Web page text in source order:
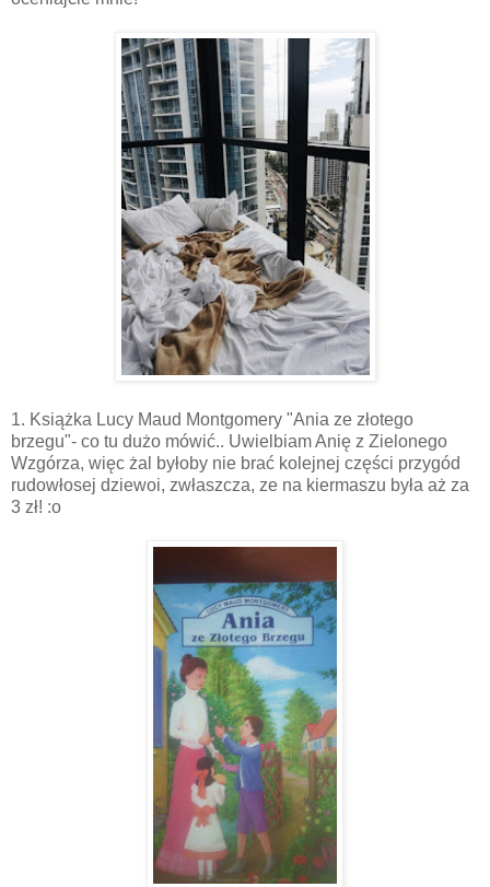
1. Książka Lucy Maud Montgomery "Ania ze złotego
brzegu"- co tu dużo mówić.. Uwielbiam Anię z Zielonego
Wzgórza, więc żal byłoby nie brać kolejnej części przygód
rudowłosej dziewoi, zwłaszcza, ze na kiermaszu była aż za
3 zł! :o